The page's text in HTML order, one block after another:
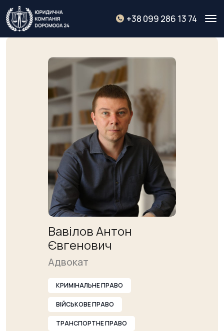
+38 099 286 13 74
Вавілов Антон
Євгенович
Адвокат
КРИМІНАЛЬНЕ ПРАВО
ВІЙСЬКОВЕ ПРАВО
ТРАНСПОРТНЕ ПРАВО